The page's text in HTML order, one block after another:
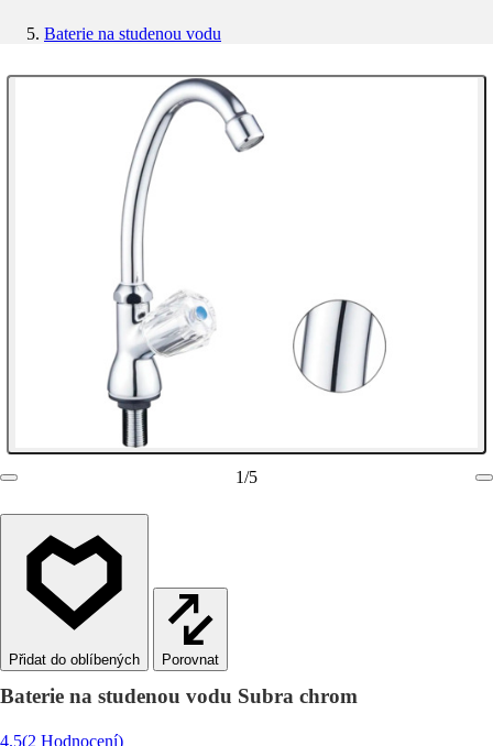
Baterie na studenou vodu
1/5
Porovnat
Baterie na studenou vodu Subra chrom
4.5(2 Hodnocení)